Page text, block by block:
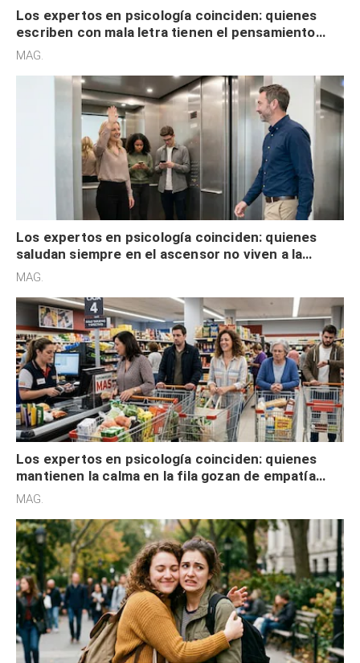
Los expertos en psicología coinciden: quienes
escriben con mala letra tienen el pensamiento
acelerado y no lo hacen por desinterés
MAG.
Los expertos en psicología coinciden: quienes
saludan siempre en el ascensor no viven a la
defensiva y tienen apertura social
MAG.
Los expertos en psicología coinciden: quienes
mantienen la calma en la fila gozan de empatía
cognitiva, gratitud y no solo tienen autocontrol
MAG.